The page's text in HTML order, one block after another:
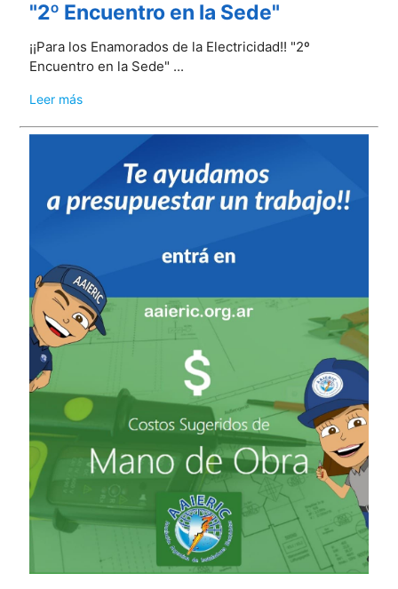
"2º Encuentro en la Sede"
¡¡Para los Enamorados de la Electricidad!! "2º
Encuentro en la Sede" ...
Leer más